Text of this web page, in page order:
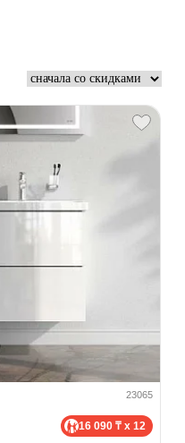
23065
16 090 ₸ x 12